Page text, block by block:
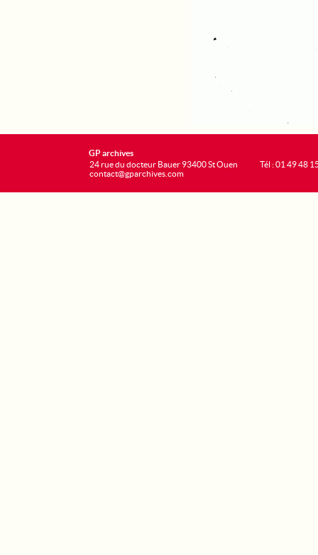
GP archives
24 rue du docteur Bauer 93400 St Ouen
contact@gparchives.com
Tél : 01 49 48